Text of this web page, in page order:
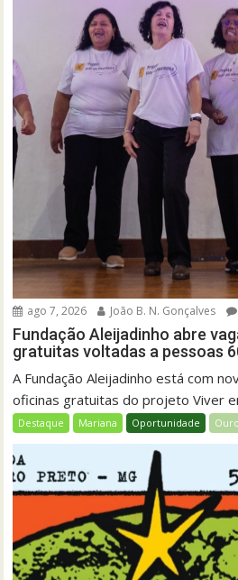
ago 7, 2026 João B. N. Gonçalves
Fundação Aleijadinho abre
gratuitas voltadas a pessoas
A Fundação Aleijadinho está com
oficinas gratuitas do projeto Viver
Destaque Mariana Oportunidade